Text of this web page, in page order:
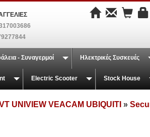
- Συναγερμοί Ηλεκτρικές Συσκευές
Electric Scooter Stock House
UNIVIEW VEACAM UBIQUITI»